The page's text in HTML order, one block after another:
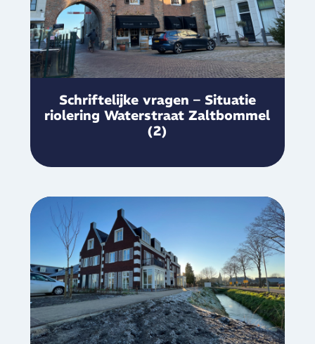
Schriftelijke vragen – Situatie
riolering Waterstraat Zaltbommel
(2)